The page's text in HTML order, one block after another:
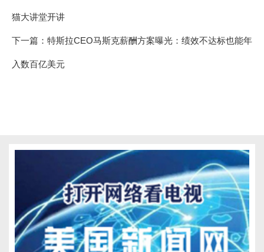
猫大讲堂开讲
下一篇： 特斯拉CEO马斯克薪酬方案曝光：绩效不达标也能年
入数百亿美元